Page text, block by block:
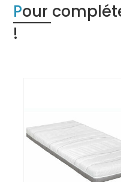
Pour compléter votre sélection
!